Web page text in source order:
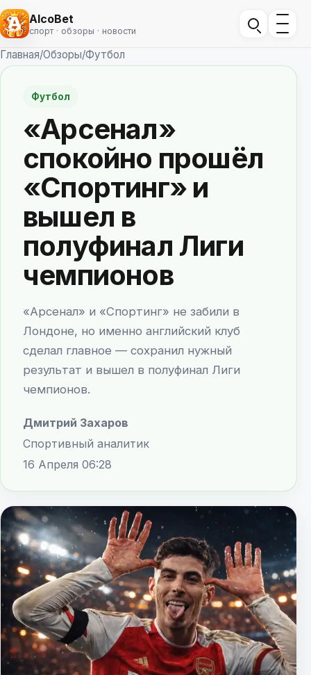
AlcoBet
спорт · обзоры · новости
Главная/Обзоры/Футбол
Футбол
«Арсенал»
спокойно прошёл
«Спортинг» и
вышел в
полуфинал Лиги
чемпионов
«Арсенал» и «Спортинг» не забили в
Лондоне, но именно английский клуб
сделал главное — сохранил нужный
результат и вышел в полуфинал Лиги
чемпионов.
Дмитрий Захаров
Спортивный аналитик
16 Апреля 06:28